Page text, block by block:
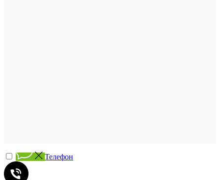
Телефон